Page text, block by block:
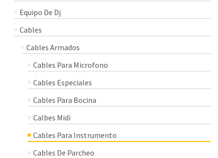
Equipo De Dj
Cables
Cables Armados
Cables Para Microfono
Cables Especiales
Cables Para Bocina
Calbes Midi
Cables Para Instrumento
Cables De Parcheo